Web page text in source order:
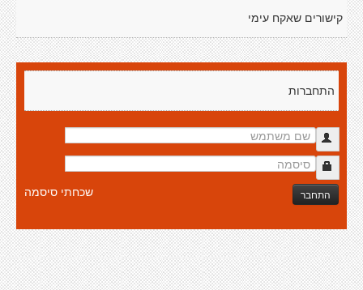
קישורים שאקח עימי
התחברות
התחבר שכחתי סיסמה